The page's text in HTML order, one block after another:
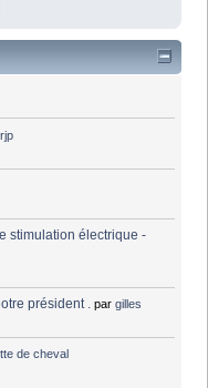
stimulation électrique -
président . pargilles
de cheval